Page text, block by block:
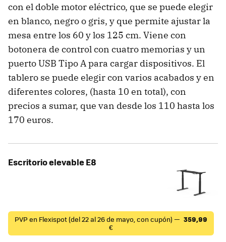
con el doble motor eléctrico, que se puede elegir
en blanco, negro o gris, y que permite ajustar la
mesa entre los 60 y los 125 cm. Viene con
botonera de control con cuatro memorias y un
puerto USB Tipo A para cargar dispositivos. El
tablero se puede elegir con varios acabados y en
diferentes colores, (hasta 10 en total), con
precios a sumar, que van desde los 110 hasta los
170 euros.
Escritorio elevable E8
PVP en Flexispot (del 22 al 26 de mayo, con cupón) — 359,99
€